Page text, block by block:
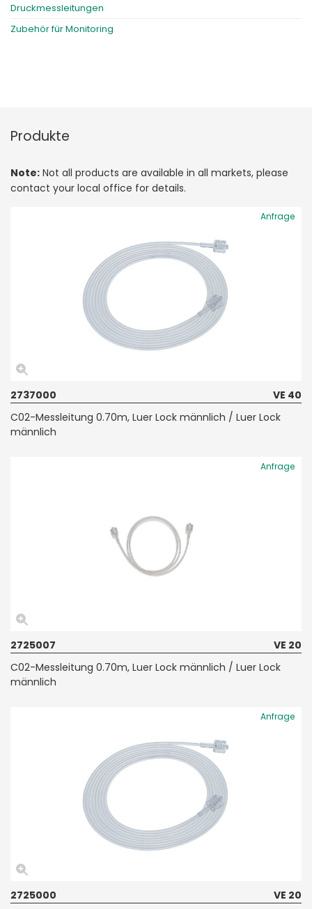
Druckmessleitungen
Zubehör für Monitoring
Produkte
Note: Not all products are available in all markets, please
contact your local office for details.
Anfrage
2737000
VE 40
C02-Messleitung 0.70m, Luer Lock männlich / Luer Lock
männlich
Anfrage
2725007
VE 20
C02-Messleitung 0.70m, Luer Lock männlich / Luer Lock
männlich
Anfrage
2725000
VE 20